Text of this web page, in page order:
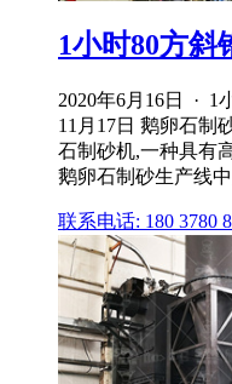
1小时80方斜
2020年6月16日 · 1
11月17日 鹅卵石制
石制砂机,一种具有
鹅卵石制砂生产线
联系电话: 180 3780